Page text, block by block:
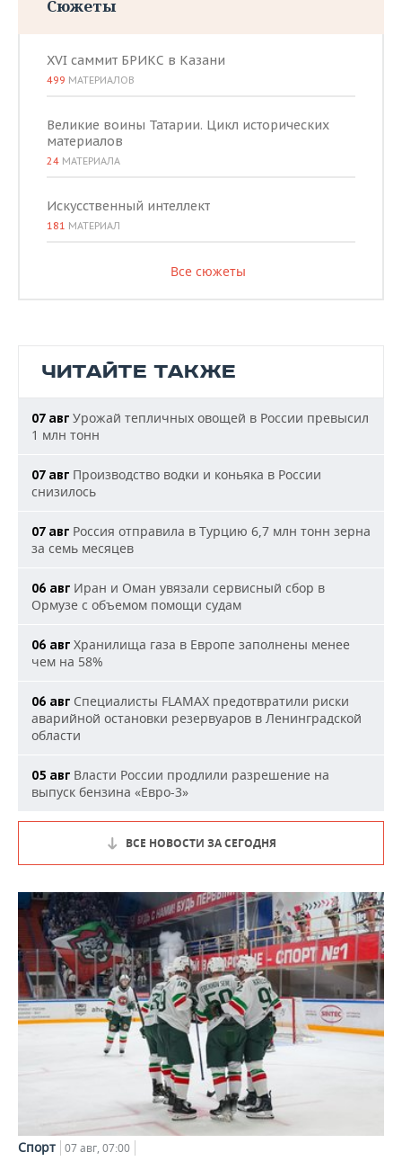
Сюжеты
XVI саммит БРИКС в Казани
499 МАТЕРИАЛОВ
Великие воины Татарии. Цикл исторических
материалов
24 МАТЕРИАЛА
Искусственный интеллект
181 МАТЕРИАЛ
Все сюжеты
ЧИТАЙТЕ ТАКЖЕ
07 авг Урожай тепличных овощей в России превысил
1 млн тонн
07 авг Производство водки и коньяка в России
снизилось
07 авг Россия отправила в Турцию 6,7 млн тонн зерна
за семь месяцев
06 авг Иран и Оман увязали сервисный сбор в
Ормузе с объемом помощи судам
06 авг Хранилища газа в Европе заполнены менее
чем на 58%
06 авг Специалисты FLAMAX предотвратили риски
аварийной остановки резервуаров в Ленинградской
области
05 авг Власти России продлили разрешение на
выпуск бензина «Евро-3»
ВСЕ НОВОСТИ ЗА СЕГОДНЯ
Спорт 07 авг, 07:00